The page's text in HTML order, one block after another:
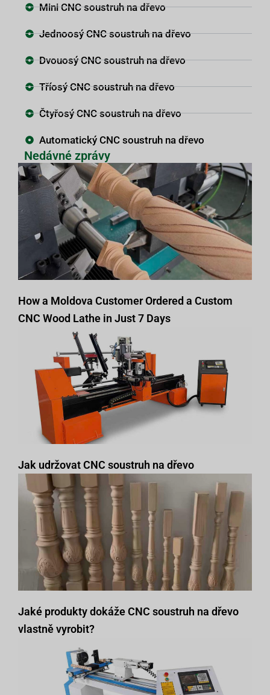
Mini CNC soustruh na dřevo
Jednoosý CNC soustruh na dřevo
Dvouosý CNC soustruh na dřevo
Tříosý CNC soustruh na dřevo
Čtyřosý CNC soustruh na dřevo
Automatický CNC soustruh na dřevo
Nedávné zprávy
How a Moldova Customer Ordered a Custom
CNC Wood Lathe in Just 7 Days
Jak udržovat CNC soustruh na dřevo
Jaké produkty dokáže CNC soustruh na dřevo
vlastně vyrobit?